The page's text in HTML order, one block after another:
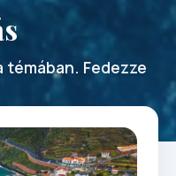
témában. Fedezze